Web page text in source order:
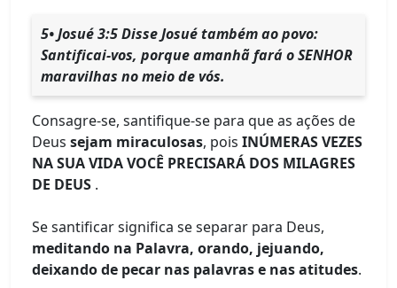
5• Josué 3:5 Disse Josué também ao povo:
Santificai-vos, porque amanhã fará o SENHOR
maravilhas no meio de vós.
Consagre-se, santifique-se para que as ações de
Deus sejam miraculosas, pois INÚMERAS VEZES
NA SUA VIDA VOCÊ PRECISARÁ DOS MILAGRES
DE DEUS .
Se santificar significa se separar para Deus,
meditando na Palavra, orando, jejuando,
deixando de pecar nas palavras e nas atitudes.